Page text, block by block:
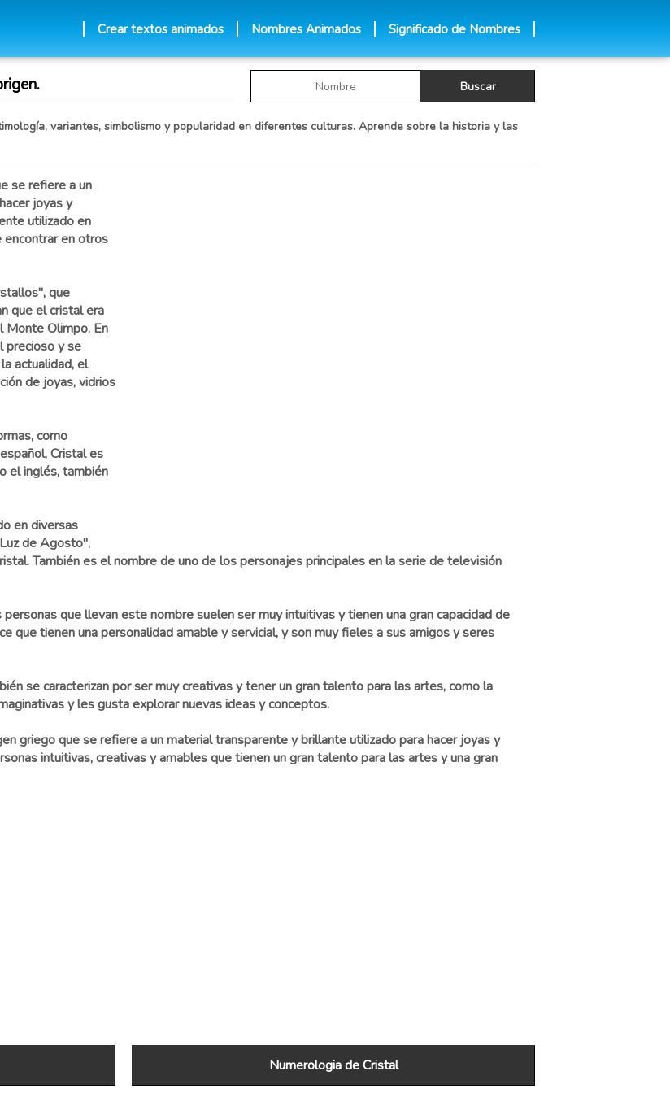
Crear textos animados Nombres Animados Significado de Nombres
variantes, simbolismo y popularidad en diferentes culturas. Aprende sobre la historia y las
se refiere a un
joyas y
utilizado en
encontrar en otros
que
que el cristal era
Monte Olimpo. En
precioso y se
actualidad, el
de joyas, vidrios
como
Cristal es
el inglés, también
en diversas
de Agosto",
También es el nombre de uno de los personajes principales en la serie de televisión
que llevan este nombre suelen ser muy intuitivas y tienen una gran capacidad de
que tienen una personalidad amable y servicial, y son muy fieles a sus amigos y seres
se caracterizan por ser muy creativas y tener un gran talento para las artes, como la
y les gusta explorar nuevas ideas y conceptos.
griego que se refiere a un material transparente y brillante utilizado para hacer joyas y
intuitivas, creativas y amables que tienen un gran talento para las artes y una gran
Numerologia de Cristal